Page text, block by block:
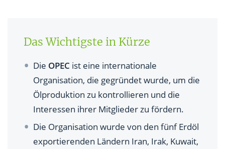
Was ist die OPEC+?
Das Wichtigste in Kürze
Die OPEC ist eine internationale
Organisation, die gegründet wurde, um die
Ölproduktion zu kontrollieren und die
Interessen ihrer Mitglieder zu fördern.
Die Organisation wurde von den fünf Erdöl
exportierenden Ländern Iran, Irak, Kuwait,